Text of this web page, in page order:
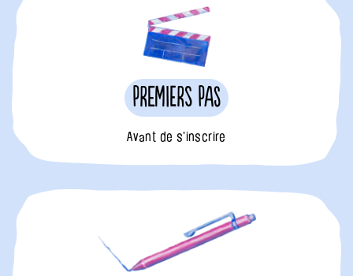
Premiers pas
Avant de s'inscrire